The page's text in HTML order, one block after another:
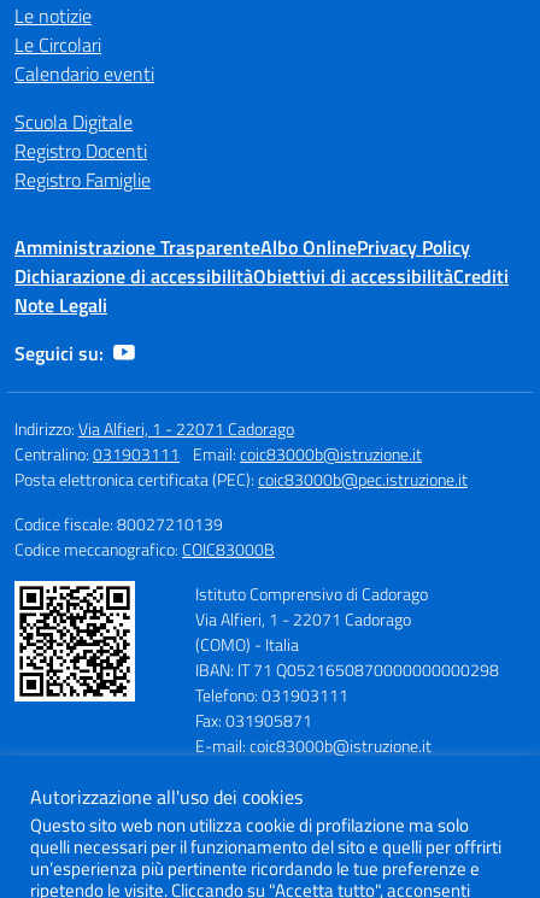
Le notizie
Le Circolari
Calendario eventi
Scuola Digitale
Registro Docenti
Registro Famiglie
Amministrazione TrasparenteAlbo OnlinePrivacy Policy
Dichiarazione di accessibilitàObiettivi di accessibilitàCrediti
Note Legali
Seguici su:
Indirizzo:Via Alfieri, 1 - 22071 Cadorago
Centralino:031903111 Email:coic83000b@istruzione.it
Posta elettronica certificata (PEC):coic83000b@pec.istruzione.it
Codice fiscale: 80027210139
Codice meccanografico:COIC83000B
Istituto Comprensivo di Cadorago
Via Alfieri, 1 - 22071 Cadorago
(COMO) - Italia
IBAN: IT 71 Q0521650870000000000298
Telefono: 031903111
Fax: 031905871
E-mail: coic83000b@istruzione.it
Codice Meccanografico: COIC83000B
Codice Fiscale: 80027210139
Codice IPA: istsc_coic83000b
Codice Univoco: UFV6FC
Autorizzazione all'uso dei cookies
Questo sito web non utilizza cookie di profilazione ma solo
quelli necessari per il funzionamento del sito e quelli per offrirti
un’esperienza più pertinente ricordando le tue preferenze e
ripetendo le visite. Cliccando su "Accetta tutto", acconsenti